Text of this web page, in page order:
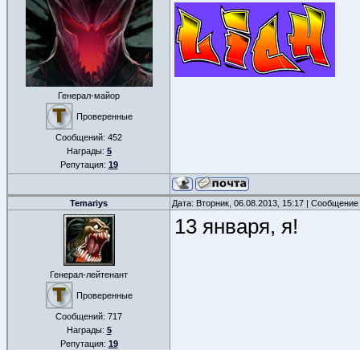
Генерал-майор
Проверенные
Сообщений: 452
Награды: 5
Репутация: 19
Temariys Дата: Вторник, 06.08.2013, 15:17 |
Генерал-лейтенант
Проверенные
Сообщений: 717
Награды: 5
Репутация: 19
13 января, я!